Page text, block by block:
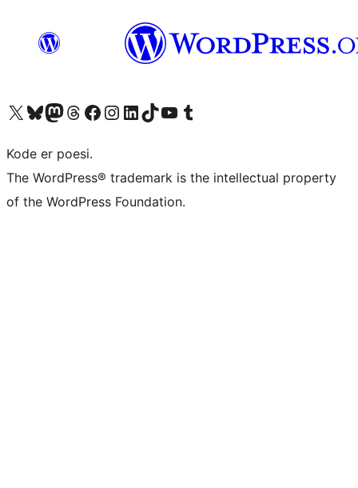
Besøk vår konto på X Visit our Bluesky account
Besøk vår Mastodon-konto
Visit our Threads account
Besøk vår Facebook-sideBesøk vår Instagram-konto
Besøk vår LinkedIn-konto
Visit our TikTok account
Visit our YouTube channel
Visit our Tumblr account
Kode er poesi.
The WordPress® trademark is the intellectual property
of the WordPress Foundation.